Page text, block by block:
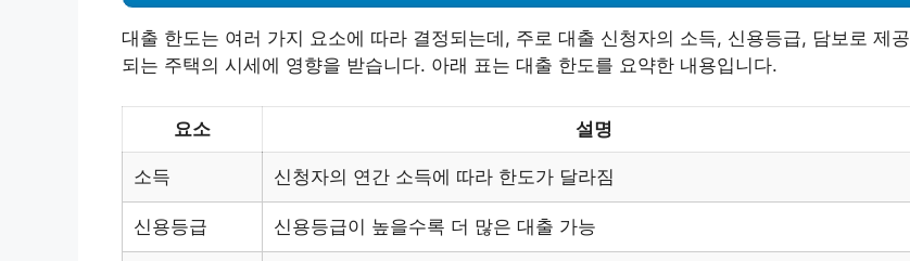
대출 한도는 여러 가지 요소에 따라 결정되는데, 주로 대출 신청자의 소득, 신용등급, 담보로 제공
되는 주택의 시세에 영향을 받습니다. 아래 표는 대출 한도를 요약한 내용입니다.
요소 설명
소득 신청자의 연간 소득에 따라 한도가 달라짐
신용등급 신용등급이 높을수록 더 많은 대출 가능